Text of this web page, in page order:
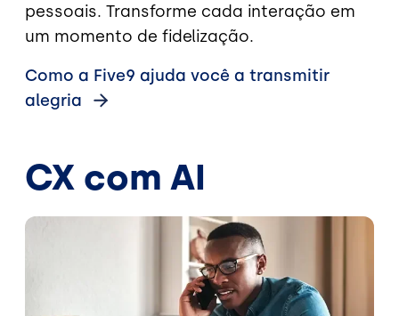
pessoais. Transforme cada interação em
um momento de fidelização.
Como a Five9 ajuda você a transmitir
alegria
CX com AI
Imagem